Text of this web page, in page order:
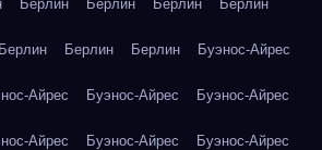
Берлин Берлин Берлин Берлин
Берлин Берлин Берлин Буэнос-Айрес
Айрес Буэнос-Айрес Буэнос-Айрес
Айрес Буэнос-Айрес Буэнос-Айрес